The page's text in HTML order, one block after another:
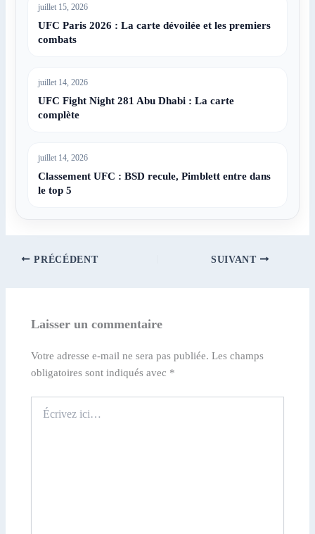
juillet 15, 2026
UFC Paris 2026 : La carte dévoilée et les premiers
combats
juillet 14, 2026
UFC Fight Night 281 Abu Dhabi : La carte
complète
juillet 14, 2026
Classement UFC : BSD recule, Pimblett entre dans
le top 5
PRÉCÉDENT SUIVANT
Laisser un commentaire
Votre adresse e-mail ne sera pas publiée. Les champs
obligatoires sont indiqués avec *
ici…